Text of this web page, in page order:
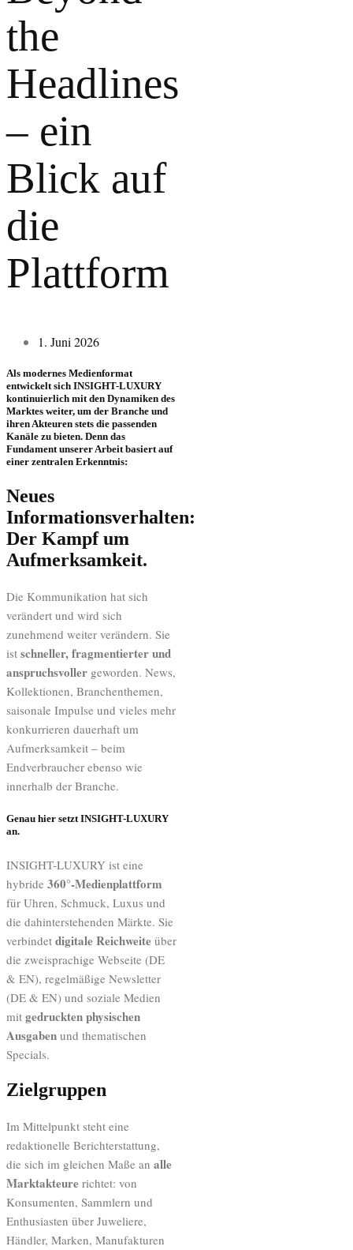
the
Headlines
– ein
Blick auf
die
Plattform
1. Juni 2026
Als modernes Medienformat
entwickelt sich INSIGHT-LUXURY
kontinuierlich mit den Dynamiken des
Marktes weiter, um der Branche und
ihren Akteuren stets die passenden
Kanäle zu bieten. Denn das
Fundament unserer Arbeit basiert auf
einer zentralen Erkenntnis:
Neues
Informationsverhalten:
Der Kampf um
Aufmerksamkeit.
Die Kommunikation hat sich
verändert und wird sich
zunehmend weiter verändern. Sie
ist schneller, fragmentierter und
anspruchsvoller geworden. News,
Kollektionen, Branchenthemen,
saisonale Impulse und vieles mehr
konkurrieren dauerhaft um
Aufmerksamkeit – beim
Endverbraucher ebenso wie
innerhalb der Branche.
Genau hier setzt INSIGHT-LUXURY
an.
INSIGHT-LUXURY ist eine
hybride 360°-Medienplattform
für Uhren, Schmuck, Luxus und
die dahinterstehenden Märkte. Sie
verbindet digitale Reichweite über
die zweisprachige Webseite (DE
& EN), regelmäßige Newsletter
(DE & EN) und soziale Medien
mit gedruckten physischen
Ausgaben und thematischen
Specials.
Zielgruppen
Im Mittelpunkt steht eine
redaktionelle Berichterstattung,
die sich im gleichen Maße an alle
Marktakteure richtet: von
Konsumenten, Sammlern und
Enthusiasten über Juweliere,
Händler, Marken, Manufakturen